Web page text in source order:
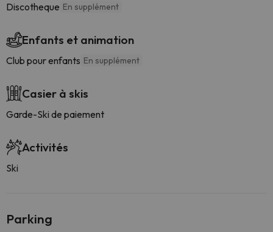
Discotheque En supplément
Enfants et animation
Club pour enfants En supplément
Casier à skis
Garde-Ski de paiement
Activités
Ski
Parking